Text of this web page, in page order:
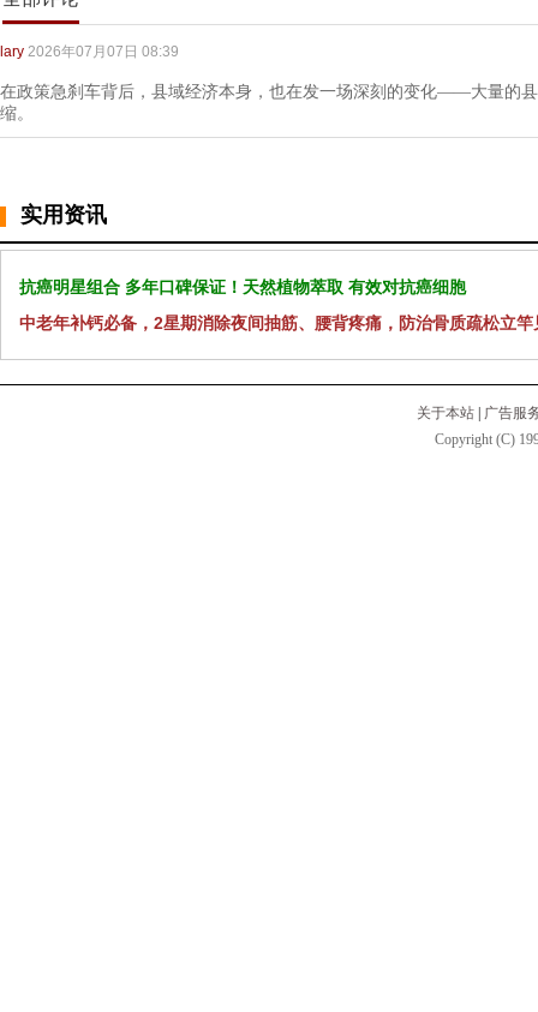
lary 2026年07月07日 08:39
在政策急刹车背后，县域经济本身，也在发一场深刻的变化——大量的
缩。
实用资讯
抗癌明星组合 多年口碑保证！天然植物萃取 有效对抗癌细胞
中老年补钙必备，2星期消除夜间抽筋、腰背疼痛，防治骨质疏松立竿
关于本站
广告服
Copyright (C)